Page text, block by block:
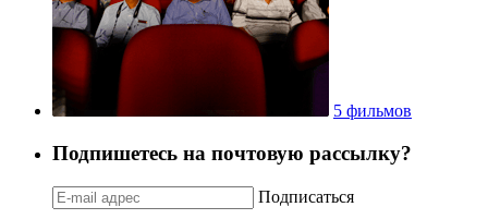
5 фильмов
Подпишетесь на почтовую рассылку?
Подписаться